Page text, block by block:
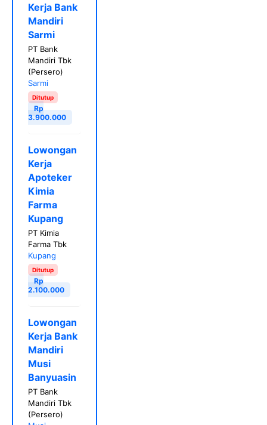
Kerja Bank
Mandiri
Sarmi
PT Bank
Mandiri Tbk
(Persero)
Sarmi
Ditutup
Rp
3.900.000
Lowongan
Kerja
Apoteker
Kimia
Farma
Kupang
PT Kimia
Farma Tbk
Kupang
Ditutup
Rp
2.100.000
Lowongan
Kerja Bank
Mandiri
Musi
Banyuasin
PT Bank
Mandiri Tbk
(Persero)